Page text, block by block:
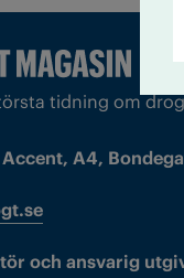
tidning om
A4,
och ansvarig